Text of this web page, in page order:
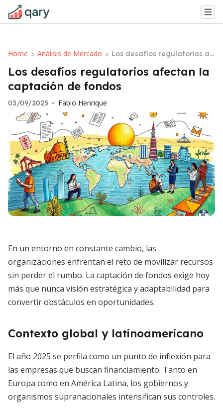
Home > Análisis de Mercado > Los desafíos regulatorios af
ectan la captación de fondo
s
Los desafíos regulatorios afectan la
captación de fondos
03/09/2025 • Fabio Henrique
En un entorno en constante cambio, las
organizaciones enfrentan el reto de movilizar recursos
sin perder el rumbo. La captación de fondos exige hoy
más que nunca visión estratégica y adaptabilidad para
convertir obstáculos en oportunidades.
Contexto global y latinoamericano
El año 2025 se perfila como un punto de inflexión para
las empresas que buscan financiamiento. Tanto en
Europa como en América Latina, los gobiernos y
organismos supranacionales intensifican sus controles.